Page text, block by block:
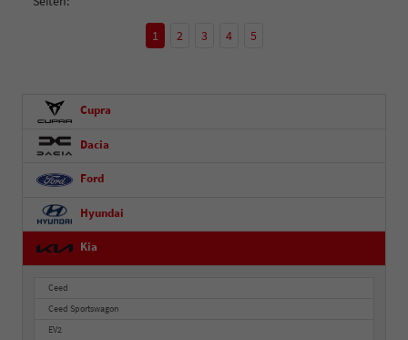
1 2 3 4 5
Cupra
Dacia
Ford
Hyundai
Kia
Ceed
Ceed Sportswagon
EV2